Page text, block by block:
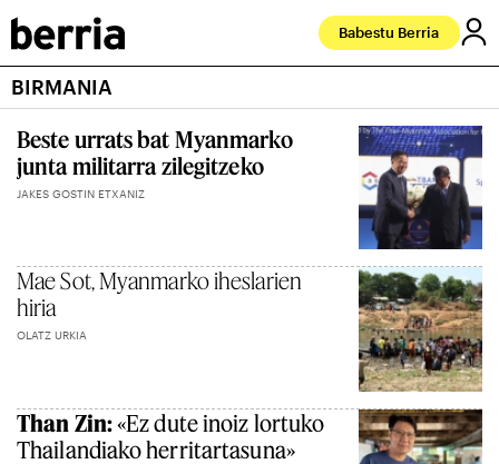
Babestu Berria
BIRMANIA
Beste urrats bat Myanmarko
junta militarra zilegitzeko
JAKES GOSTIN ETXANIZ
Mae Sot, Myanmarko iheslarien
hiria
OLATZ URKIA
Than Zin:«Ez dute inoiz lortuko
Thailandiako herritartasuna»